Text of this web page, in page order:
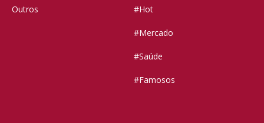
Outros #Hot
#Mercado
#Saúde
#Famosos